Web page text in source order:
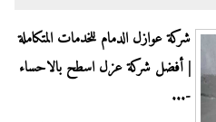
شركة عوازل الدمام للخدمات المتكاملة
| أفضل شركة عزل اسطح بالاحساء
-...